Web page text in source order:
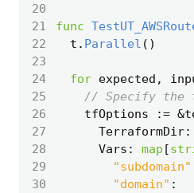
20
21
func
22
t . Parallel ()
23
24
for expected ,
25
// Specify the
26
tfOptions := &
27
TerraformDir:
28
Vars : map [
29
"subdomain"
30
"domain" :